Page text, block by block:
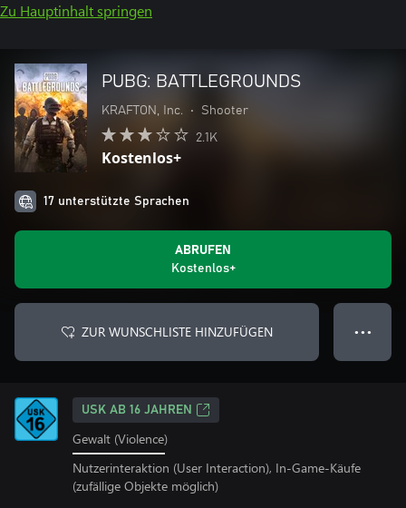
Zu Hauptinhalt springen
PUBG: BATTLEGROUNDS
KRAFTON, Inc. • Shooter
2.1K
Kostenlos+
17 unterstützte Sprachen
ABRUFEN
Kostenlos+
ZUR WUNSCHLISTE HINZUFÜGEN ● ● ●
USK AB 16 JAHREN
Gewalt (Violence)
Nutzerinteraktion (User Interaction), In-Game-Käufe
(zufällige Objekte möglich)